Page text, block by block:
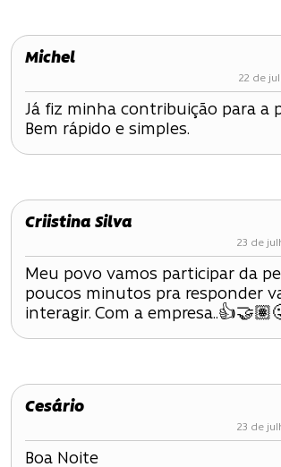
Michel
22 de
Já fiz minha contribuição para a
Bem rápido e simples.
Criistina Silva
23 de
Meu povo vamos participar da
poucos minutos pra responder
interagir. Com a
Cesário
23 de
Boa Noite